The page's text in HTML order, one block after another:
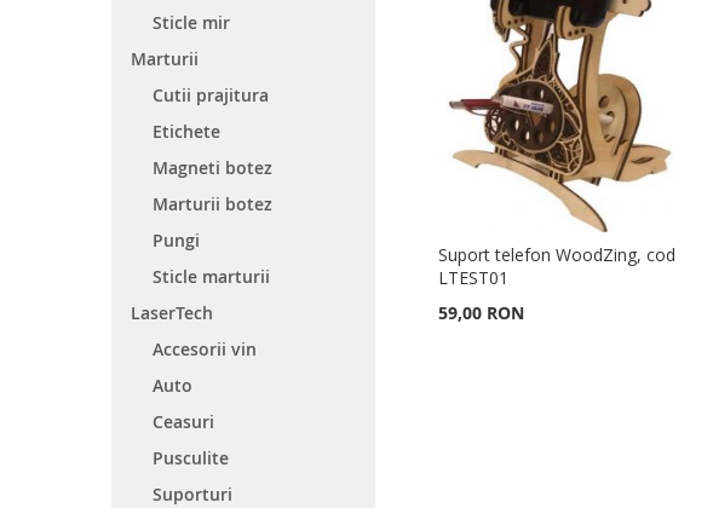
LISTA
DE
DORINTE
PENTRU
COMPARARE
LISTA
DE
DORINTE
PENTRU
COMPARARE
LISTA
DE
DORINTE
PENTRU
COMPARARE
LISTA
DE
DORINTE
PENTRU
COMPARARE
Suport telefon WoodZing, cod
LTEST01
59,00 RON
Adauga în cos
LISTA
ADAUGATI
PENTRU
Adauga în cos
LISTA
ADAUGATI
PENTRU
Sticle mir
Marturii
Cutii prajitura
Etichete
Magneti botez
Marturii botez
Pungi
Sticle marturii
LaserTech
Accesorii vin
Auto
Ceasuri
Pusculite
Suporturi